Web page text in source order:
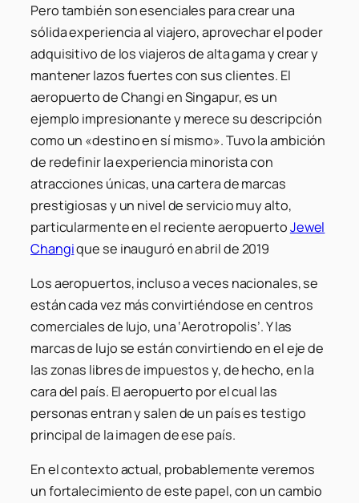
Pero también son esenciales para crear una
sólida experiencia al viajero, aprovechar el poder
adquisitivo de los viajeros de alta gama y crear y
mantener lazos fuertes con sus clientes. El
aeropuerto de Changi en Singapur, es un
ejemplo impresionante y merece su descripción
como un «destino en sí mismo». Tuvo la ambición
de redefinir la experiencia minorista con
atracciones únicas, una cartera de marcas
prestigiosas y un nivel de servicio muy alto,
particularmente en el reciente aeropuertoJewel
Changique se inauguró en abril de 2019
Los aeropuertos, incluso a veces nacionales, se
están cada vez más convirtiéndose en centros
comerciales de lujo, una ‘Aerotropolis’. Y las
marcas de lujo se están convirtiendo en el eje de
las zonas libres de impuestos y, de hecho, en la
cara del país. El aeropuerto por el cual las
personas entran y salen de un país es testigo
principal de la imagen de ese país.
En el contexto actual, probablemente veremos
un fortalecimiento de este papel, con un cambio